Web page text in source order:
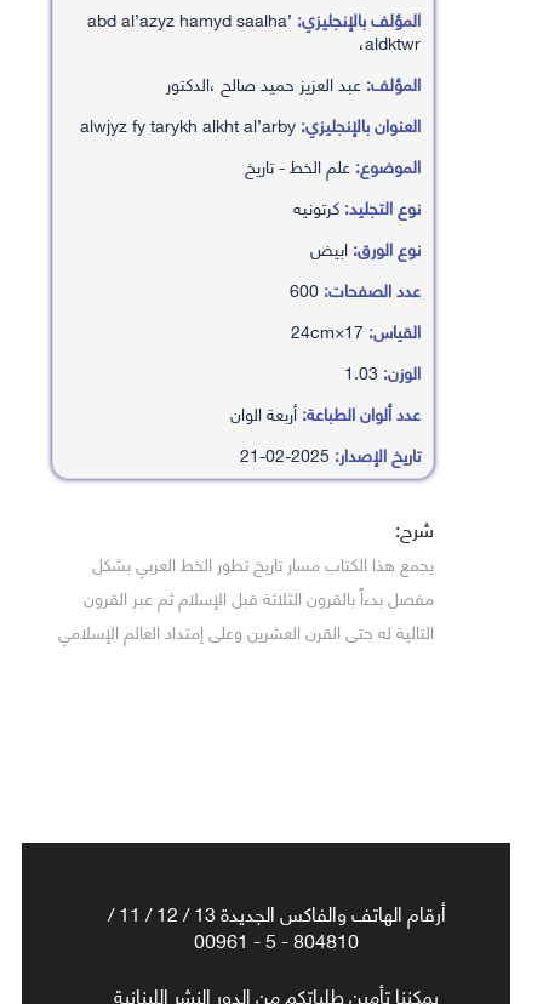
المؤلف بالإنجليزي: ’abd al’azyz hamyd saalha
،aldktwr
المؤلف:عبد العزيز حميد صالح ،الدكتور
العنوان بالإنجليزي:
الموضوع:علم الخط - تاريخ
نوع التجليد:كرتونيه
نوع الورق:ابيض
عدد الصفحات:
القياس:
الوزن:
عدد ألوان الطباعة:أربعة الوان
تاريخ الإصدار:
شرح:
يجمع هذا الكتاب مسار تاريخ تطور الخط العربي بشكل
مفصل بدءاً بالقرون الثلاثة قبل الإسلام ثم عبر القرون
التالية له حتى القرن العشرين وعلى إمتداد العالم الإسلامي
أرقام الهاتف والفاكس الجديدة 13 / 12 / 11 /
804810 - 5 - 00961
يمكننا تأمين طلباتكم من الدور النشر اللبنانية